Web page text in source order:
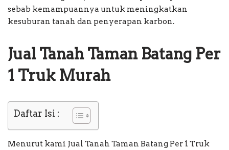
sebab kemampuannya untuk meningkatkan
kesuburan tanah dan penyerapan karbon.
Jual Tanah Taman Batang Per
1 Truk Murah
Daftar Isi :
Menurut kami Jual Tanah Taman Batang Per 1 Truk